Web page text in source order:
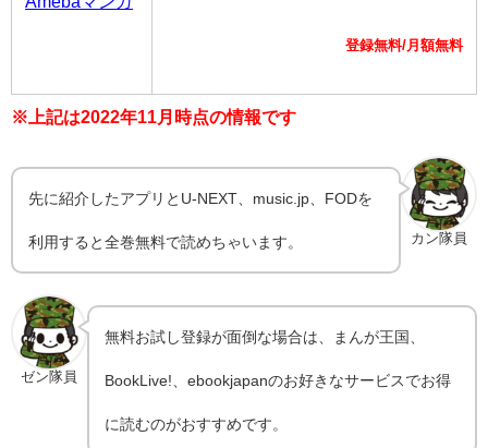
登録無料/月額無料
※上記は2022年11月時点の情報です
カン隊員
先に紹介したアプリとU-NEXT、music.jp、FODを
利用すると全巻無料で読めちゃいます。
ゼン隊員
無料お試し登録が面倒な場合は、まんが王国、
BookLive!、ebookjapanのお好きなサービスでお得
に読むのがおすすめです。